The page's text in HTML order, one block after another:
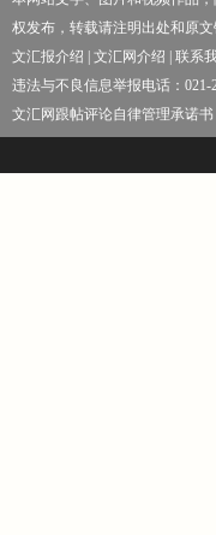
权发布，转载请注明出处和原文
文汇报介绍
文汇网介绍
联系
违法与不良信息举报电话：021-
文汇网跟帖评论自律管理承诺书